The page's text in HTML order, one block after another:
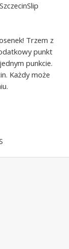
Trzem z
punkt
punkcie.
Każdy może